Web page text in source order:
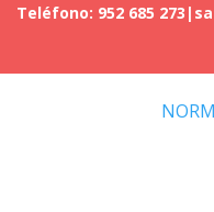
Teléfono: 952 685 273 |